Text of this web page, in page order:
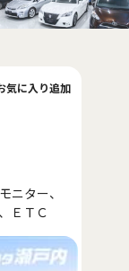
気に入り追加
ニター、
ＥＴＣ